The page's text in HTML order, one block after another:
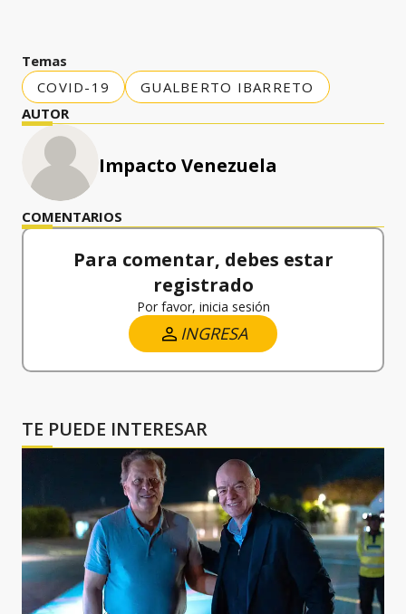
Temas
COVID-19
GUALBERTO IBARRETO
AUTOR
Impacto Venezuela
COMENTARIOS
Para comentar, debes estar
registrado
Por favor, inicia sesión
INGRESA
TE PUEDE INTERESAR